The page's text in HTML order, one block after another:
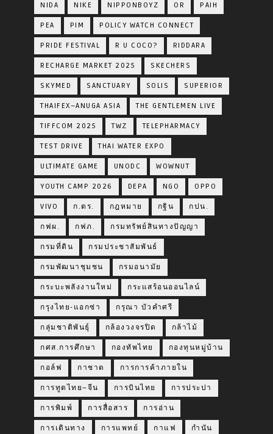
NIDA NIKE NIPPONBOYZ OR PAIH
PEA PIM POLICY WATCH CONNECT
PRIDE FESTIVAL R U COCO? RIDDARA
RECHARGE MARKET 2025 SKECHERS
SKYMED SANCTUARY SOLIS SUPERIOR
THAIFEX–ANUGA ASIA THE GENTLEMEN LIVE
TIFFCOM 2025 TWZ TELEPHARMACY
TEST DRIVE THAI WATER EXPO
ULTIMATE GAME UNODC WOWNUT
YOUTH CAMP 2026 DEPA NGO OPPO
VIVO ก.ตร. กฎหมาย กฐิน กปน.
กฟผ. กฟภ. กรมทรัพย์สินทางปัญญา
กรมที่ดิน กรมประชาสัมพันธ์
กรมพัฒนาชุมชน กรมอนามัย
กระบะพลังงานใหม่ กระแสร้อนออนไลน์
กรุงไทย-แอกซ่า กรุณา บัวคำศรี
กลุ่มชาติพันธุ์ กล้องวงจรปิด กล้าไม้
กศส.การศึกษา กองทัพไทย กองทุนหมู่บ้าน
กอล์ฟ กาชาด การการค้าภายใน
การทูตไทย–จีน การบินไทย การประปา
การพิมพ์ การสื่อสาร การอ่าน
การเดินทาง การแพทย์ กาแฟ กำนัน